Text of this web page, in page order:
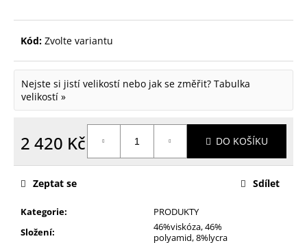
Kód: Zvolte variantu
Nejste si jistí velikostí nebo jak se změřit? Tabulka
velikostí »
2 420 Kč DO KOŠÍKU
Kategorie:
PRODUKTY
Složení:
46%viskóza, 46%
polyamid, 8%lycra
Zeptat se Sdílet